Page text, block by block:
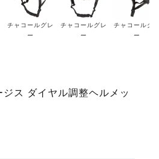
チャコールグレ
ー
チャコールグレ
ー
チャコールグ
ー
ス ダイヤル調整ヘルメッ